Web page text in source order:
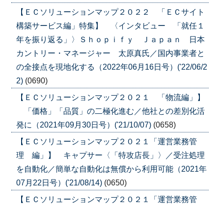
【ＥＣソリューションマップ２０２２ 「ＥＣサイト
構築サービス編」特集】 〈インタビュー 「就任１
年を振り返る」〉Ｓｈｏｐｉｆｙ Ｊａｐａｎ 日本
カントリー・マネージャー 太原真氏／国内事業者と
の全接点を現地化する（2022年06月16日号）('22/06/2
2) (0690)
【ＥＣソリューションマップ２０２１ 「物流編」】
「価格」「品質」の二極化進む／他社との差別化活
発に（2021年09月30日号）('21/10/07) (0658)
【ＥＣソリューションマップ２０２１「運営業務管
理 編」】 キャプサー〈「特攻店長」〉／受注処理
を自動化／簡単な自動化は無償から利用可能（2021年
07月22日号）('21/08/14) (0650)
【ＥＣソリューションマップ２０２１「運営業務管